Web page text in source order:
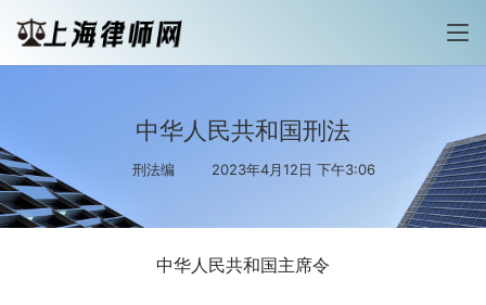
中华人民共和国刑法
刑法编 2023年4月12日 下午3:06
中华人民共和国主席令